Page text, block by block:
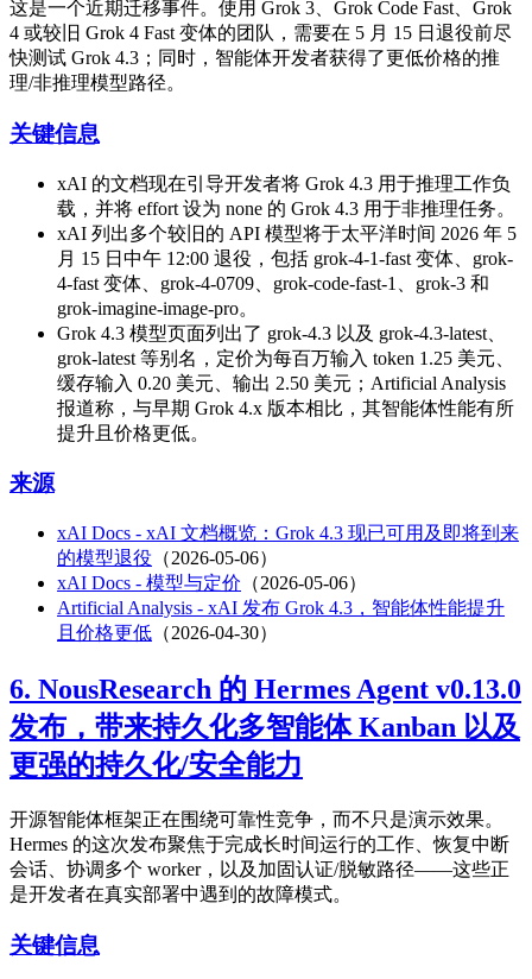
这是一个近期迁移事件。使用 Grok 3、Grok Code Fast、Grok
4 或较旧 Grok 4 Fast 变体的团队，需要在 5 月 15 日退役前尽
快测试 Grok 4.3；同时，智能体开发者获得了更低价格的推
理/非推理模型路径。
关键信息
xAI 的文档现在引导开发者将 Grok 4.3 用于推理工作负
载，并将 effort 设为 none 的 Grok 4.3 用于非推理任务。
xAI 列出多个较旧的 API 模型将于太平洋时间 2026 年 5
月 15 日中午 12:00 退役，包括 grok-4-1-fast 变体、grok-
4-fast 变体、grok-4-0709、grok-code-fast-1、grok-3 和
grok-imagine-image-pro。
Grok 4.3 模型页面列出了 grok-4.3 以及 grok-4.3-latest、
grok-latest 等别名，定价为每百万输入 token 1.25 美元、
缓存输入 0.20 美元、输出 2.50 美元；Artificial Analysis
报道称，与早期 Grok 4.x 版本相比，其智能体性能有所
提升且价格更低。
来源
xAI Docs - xAI 文档概览：Grok 4.3 现已可用及即将到来
的模型退役 （2026-05-06）
xAI Docs - 模型与定价 （2026-05-06）
Artificial Analysis - xAI 发布 Grok 4.3，智能体性能提升
且价格更低 （2026-04-30）
6. NousResearch 的 Hermes Agent v0.13.0
发布，带来持久化多智能体 Kanban 以及
更强的持久化/安全能力
开源智能体框架正在围绕可靠性竞争，而不只是演示效果。
Hermes 的这次发布聚焦于完成长时间运行的工作、恢复中断
会话、协调多个 worker，以及加固认证/脱敏路径——这些正
是开发者在真实部署中遇到的故障模式。
关键信息